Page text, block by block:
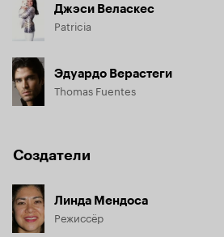
Джэси Веласкес
Patricia
Эдуардо Верастеги
Thomas Fuentes
Создатели
Линда Мендоса
Режиссёр